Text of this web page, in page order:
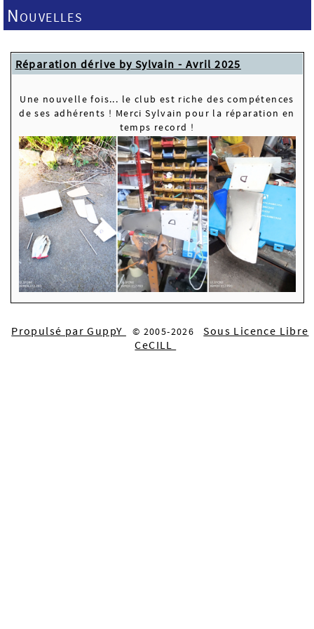
Nouvelles
Réparation dérive by Sylvain - Avril 2025
Une nouvelle fois... le club est riche des compétences
de ses adhérents ! Merci Sylvain pour la réparation en
temps record !
Propulsé par GuppY © 2005-2026Sous Licence Libre
CeCILL